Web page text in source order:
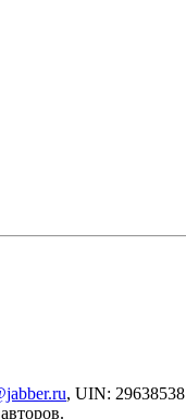
, UIN: 29638538